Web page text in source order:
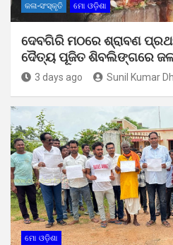
କଳା-ସଂସ୍କୃତି ମୋ ଓଡ଼ିଶା
ଦେବଗିରି ମଠରେ ଶ୍ରାବଣ
ଦୈତ୍ୟ ପୂଜିତ ଶିବଲିଙ୍ଗରେ
3 days ago Sunil Kumar
ମୋ ଓଡ଼ିଶା